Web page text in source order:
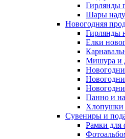
Гирлянды
Шары
Новогодняя
Гирлянды
Елки
Мишура и
Панно и
Хлопушки
Сувениры и
Рамки для